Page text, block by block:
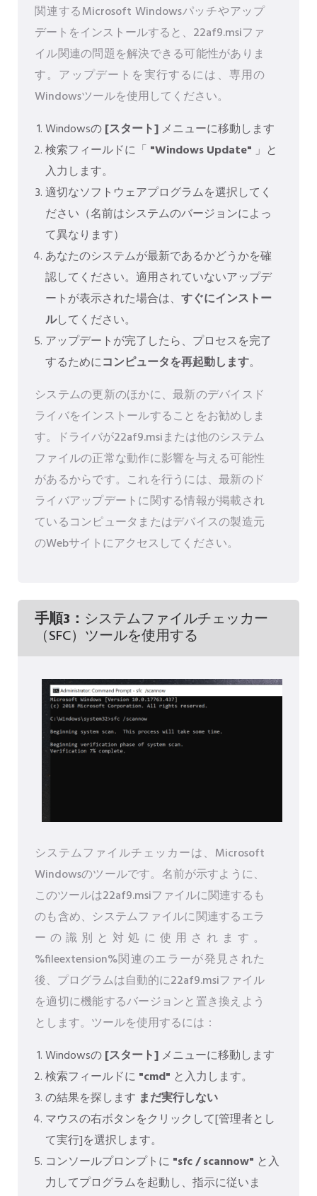
関連するMicrosoft Windowsパッチやアップ
デートをインストールすると、22af9.msiファ
イル関連の問題を解決できる可能性がありま
す。アップデートを実行するには、専用の
Windowsツールを使用してください。
Windowsの[スタート] メニューに移動します
検索フィールドに「 "Windows Update" 」と
入力します。
適切なソフトウェアプログラムを選択してく
ださい（名前はシステムのバージョンによっ
て異なります）
あなたのシステムが最新であるかどうかを確
認してください。適用されていないアップデ
ートが表示された場合は、 すぐにインストー
ルしてください。
アップデートが完了したら、プロセスを完了
するためにコンピュータを再起動します。
システムの更新のほかに、最新のデバイスド
ライバをインストールすることをお勧めしま
す。ドライバが22af9.msiまたは他のシステム
ファイルの正常な動作に影響を与える可能性
があるからです。これを行うには、最新のド
ライバアップデートに関する情報が掲載され
ているコンピュータまたはデバイスの製造元
のWebサイトにアクセスしてください。
手順3： システムファイルチェッカー
（SFC）ツールを使用する
システムファイルチェッカーは、Microsoft
Windowsのツールです。名前が示すように、
このツールは22af9.msiファイルに関連するも
のも含め、システムファイルに関連するエラ
ーの識別と対処に使用されます。
%fileextension%関連のエラーが発見された
後、プログラムは自動的に22af9.msiファイル
を適切に機能するバージョンと置き換えよう
とします。ツールを使用するには：
Windowsの[スタート] メニューに移動します
検索フィールドに "cmd" と入力します。
の結果を探します まだ実行しない
マウスの右ボタンをクリックして[管理者とし
て実行]を選択します。
コンソールプロンプトに "sfc / scannow" と入
力してプログラムを起動し、指示に従いま